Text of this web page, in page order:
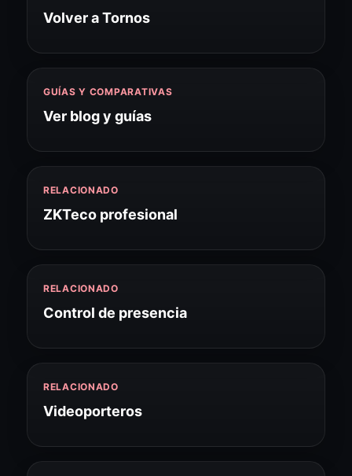
Volver a Tornos
GUÍAS Y COMPARATIVAS
Ver blog y guías
RELACIONADO
ZKTeco profesional
RELACIONADO
Control de presencia
RELACIONADO
Videoporteros